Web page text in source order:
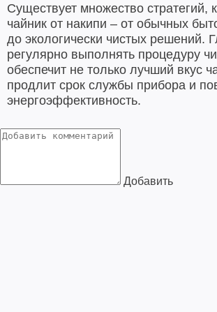
Существует множество стратегий,
чайник от накипи – от обычных
до экологически чистых решений.
регулярно выполнять процедуру
обеспечит не только лучший вкус
продлит срок службы прибора и
энергоэффективность.
Добавить